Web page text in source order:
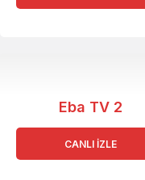
Eba TV 2
CANLI İZLE